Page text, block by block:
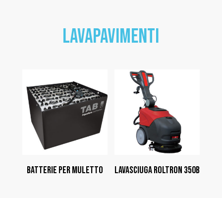
LAVAPAVIMENTI
BATTERIE PER MULETTO LAVASCIUGA ROLTRON 350B